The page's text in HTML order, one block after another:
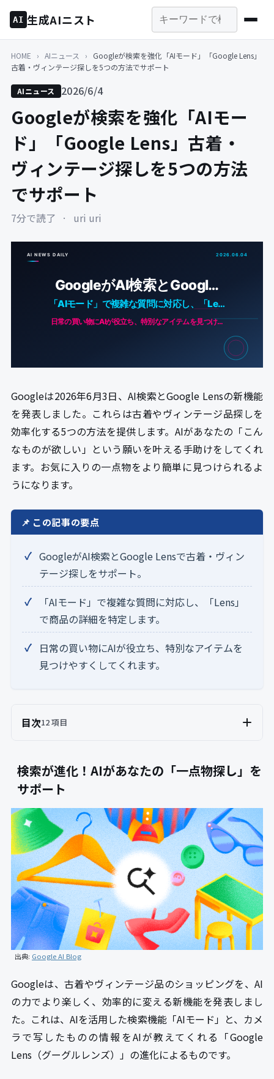
AI 生成AIニスト
HOME › AIニュース ›
Googleが検索を強化「AIモード」「Google Lens」
古着・ヴィンテージ探しを5つの方法でサポート
AIニュース 2026/6/4
Googleが検索を強化「AIモー
ド」「Google Lens」古着・
ヴィンテージ探しを5つの方法
でサポート
7分で読了 · uri uri
Googleは2026年6月3日、AI検索とGoogle Lensの新機能
を発表しました。これらは古着やヴィンテージ品探しを
効率化する5つの方法を提供します。AIがあなたの「こん
なものが欲しい」という願いを叶える手助けをしてくれ
ます。お気に入りの一点物をより簡単に見つけられるよ
うになります。
📌 この記事の要点
GoogleがAI検索とGoogle Lensで古着・ヴィン
テージ探しをサポート。
「AIモード」で複雑な質問に対応し、「Lens」
で商品の詳細を特定します。
日常の買い物にAIが役立ち、特別なアイテムを
見つけやすくしてくれます。
目次12 項目
検索が進化！AIがあなたの「一点物探し」を
サポート
出典: Google AI Blog
Googleは、古着やヴィンテージ品のショッピングを、AI
の力でより楽しく、効率的に変える新機能を発表しまし
た。これは、AIを活用した検索機能「AIモード」と、カメ
ラで写したものの情報をAIが教えてくれる「Google
Lens（グーグルレンズ）」の進化によるものです。